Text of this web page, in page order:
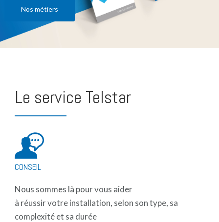
Nos métiers
Le service Telstar
CONSEIL
Nous sommes là pour vous aider
à réussir votre installation, selon son type, sa
complexité et sa durée